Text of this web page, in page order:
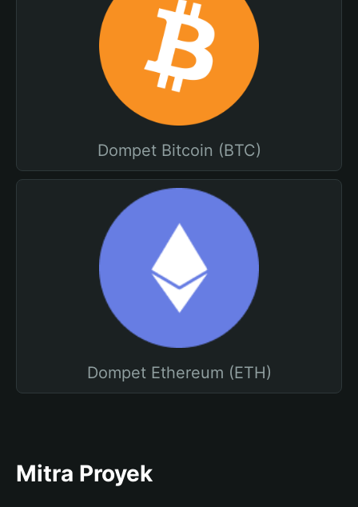
Dompet Bitcoin (BTC)
Dompet Ethereum (ETH)
Mitra Proyek